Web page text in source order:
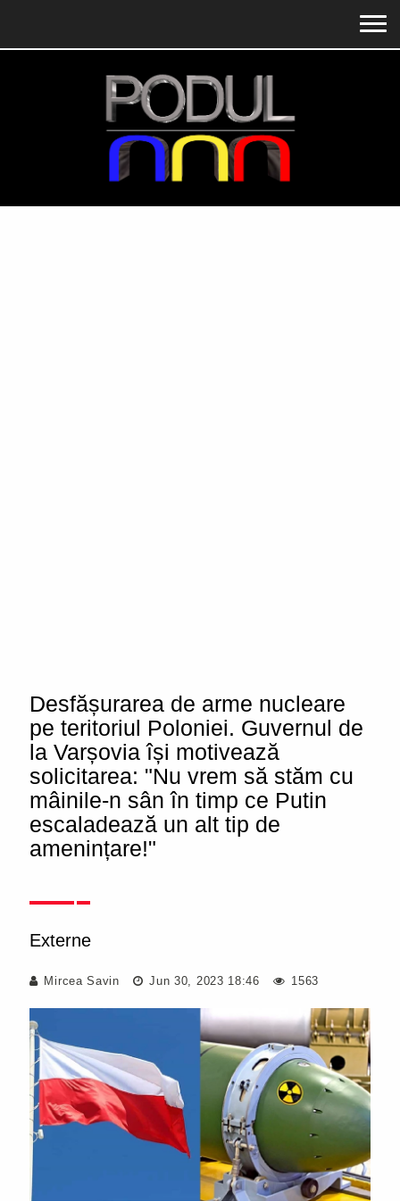
Desfășurarea de arme nucleare
pe teritoriul Poloniei. Guvernul de
la Varșovia își motivează
solicitarea: "Nu vrem să stăm cu
mâinile-n sân în timp ce Putin
escaladează un alt tip de
amenințare!"
Externe
Mircea Savin Jun 30, 2023 18:46 1563